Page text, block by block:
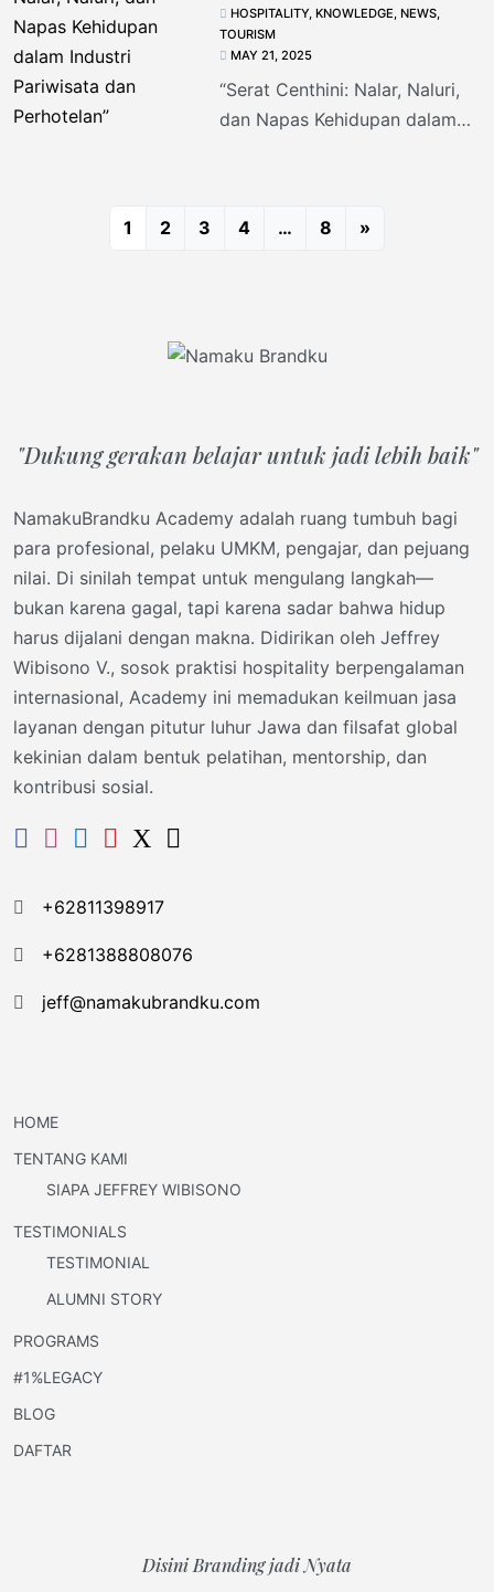
HOSPITALITY, KNOWLEDGE, NEWS,
TOURISM
MAY 21, 2025
“Serat Centhini: Nalar, Naluri,
dan Napas Kehidupan dalam
kesusastraan erotik yang
1 2 3 4 … 8 »
"Dukung gerakan belajar untuk jadi lebih baik"
NamakuBrandku Academy adalah ruang tumbuh bagi
para profesional, pelaku UMKM, pengajar, dan pejuang
nilai. Di sinilah tempat untuk mengulang langkah—
bukan karena gagal, tapi karena sadar bahwa hidup
harus dijalani dengan makna. Didirikan oleh Jeffrey
Wibisono V., sosok praktisi hospitality berpengalaman
internasional, Academy ini memadukan keilmuan jasa
layanan dengan pitutur luhur Jawa dan filsafat global
kekinian dalam bentuk pelatihan, mentorship, dan
kontribusi sosial.
+62811398917
+6281388808076
jeff@namakubrandku.com
HOME
TENTANG KAMI
SIAPA JEFFREY WIBISONO
TESTIMONIALS
TESTIMONIAL
ALUMNI STORY
PROGRAMS
#1%LEGACY
BLOG
DAFTAR
Disini Branding jadi Nyata